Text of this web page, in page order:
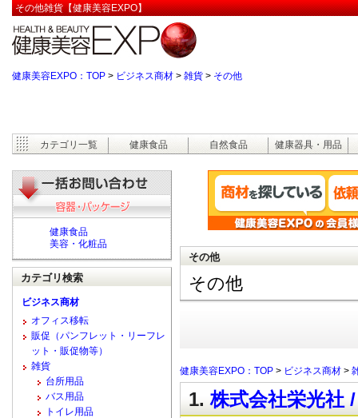
その他雑貨【健康美容EXPO】
健康美容EXPO：TOP > ビジネス商材 > 雑貨 > その他
カテゴリ一覧 健康食品 自然食品 健康器具・用品
その他
その他
健康美容EXPO：TOP > ビジネス商材 >
1.株式会社栄光社
健康食品
美容・化粧品
カテゴリ検索
ビジネス商材
オフィス移転
販促（パンフレット・リーフレ
ット・販促物等）
雑貨
台所用品
バス用品
トイレ用品